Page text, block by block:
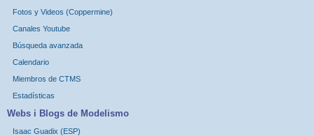
Fotos y Videos (Coppermine)
Canales Youtube
Búsqueda avanzada
Calendario
Miembros de CTMS
Estadísticas
Webs i Blogs de Modelismo
Isaac Guadix (ESP)